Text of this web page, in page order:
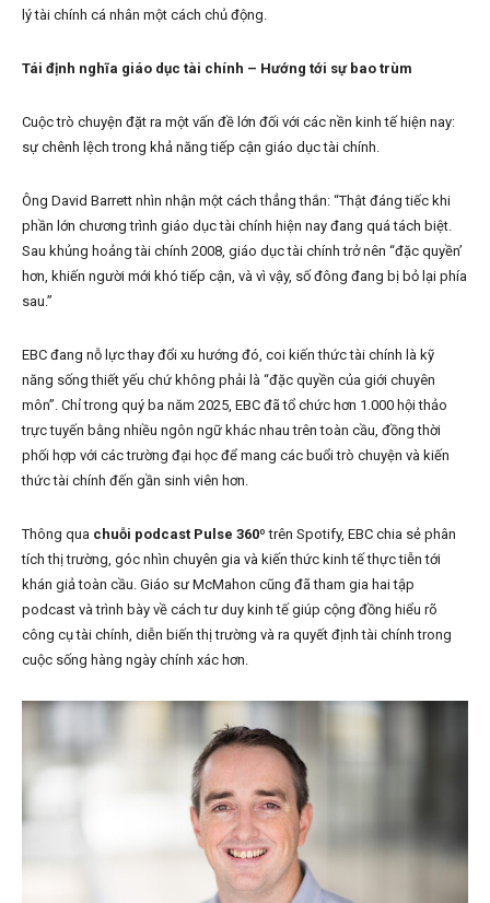
lý tài chính cá nhân một cách chủ động.
Tái định nghĩa giáo dục tài chính – Hướng tới sự bao trùm
Cuộc trò chuyện đặt ra một vấn đề lớn đối với các nền kinh tế hiện nay:
sự chênh lệch trong khả năng tiếp cận giáo dục tài chính.
Ông David Barrett nhìn nhận một cách thẳng thắn: “Thật đáng tiếc khi
phần lớn chương trình giáo dục tài chính hiện nay đang quá tách biệt.
Sau khủng hoảng tài chính 2008, giáo dục tài chính trở nên “đặc quyền’
hơn, khiến người mới khó tiếp cận, và vì vậy, số đông đang bị bỏ lại phía
sau.”
EBC đang nỗ lực thay đổi xu hướng đó, coi kiến thức tài chính là kỹ
năng sống thiết yếu chứ không phải là “đặc quyền của giới chuyên
môn”. Chỉ trong quý ba năm 2025, EBC đã tổ chức hơn 1.000 hội thảo
trực tuyến bằng nhiều ngôn ngữ khác nhau trên toàn cầu, đồng thời
phối hợp với các trường đại học để mang các buổi trò chuyện và kiến
thức tài chính đến gần sinh viên hơn.
Thông qua chuỗi podcast Pulse 360ºtrên Spotify, EBC chia sẻ phân
tích thị trường, góc nhìn chuyên gia và kiến thức kinh tế thực tiễn tới
khán giả toàn cầu. Giáo sư McMahon cũng đã tham gia hai tập
podcast và trình bày về cách tư duy kinh tế giúp cộng đồng hiểu rõ
công cụ tài chính, diễn biến thị trường và ra quyết định tài chính trong
cuộc sống hàng ngày chính xác hơn.